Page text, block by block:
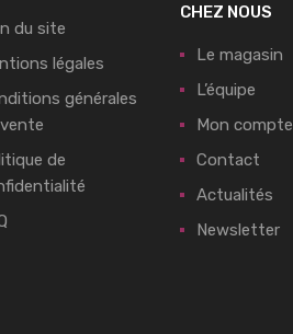
du site
légales
générales
de
CHEZ NOUS
Le magasin
L’équipe
Mon compte
Contact
Actualités
Newsletter